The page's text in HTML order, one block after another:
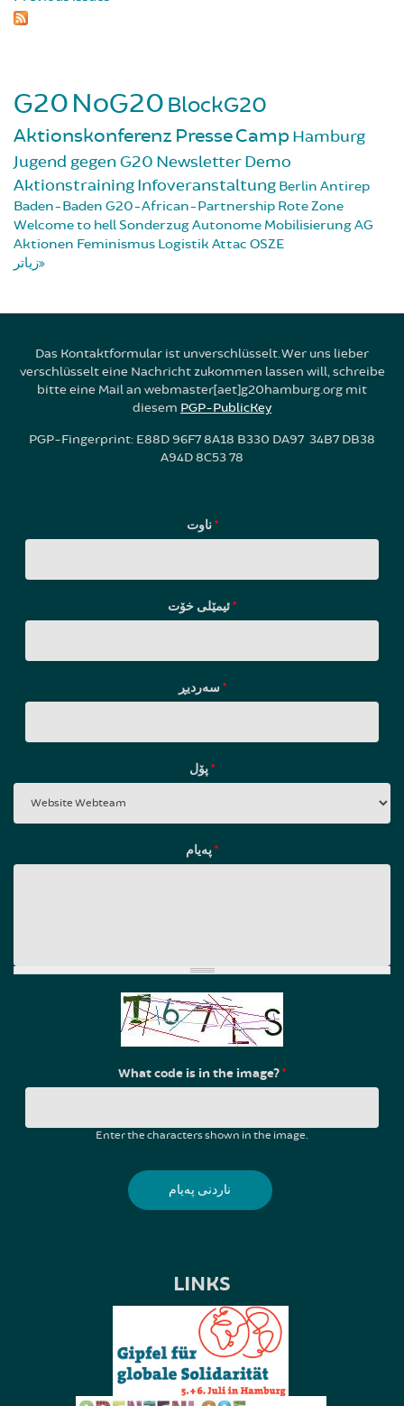
G20NoG20 BlockG20
Aktionskonferenz PresseCampHamburg
Jugend gegen G20 NewsletterDemo
AktionstrainingInfoveranstaltung Berlin Antirep
Baden-Baden G20-African-Partnership Rote Zone
Welcome to hellSonderzugAutonome MobilisierungAG
Aktionen Feminismus Logistik Attac OSZE
زیاتر
Das Kontaktformular ist unverschlüsselt. Wer uns lieber
verschlüsselt eine Nachricht zukommen lassen will, schreibe
bitte eine Mail an webmaster[aet]g20hamburg.org mit
diesem PGP-PublicKey
PGP-Fingerprint: E88D 96F7 8A18 B330 DA97 34B7 DB38
A94D 8C53 78
ناوت*
*
سه‌ردیڕ*
*
*
What code is in the image?*
Enter the characters shown in the image.
LINKS